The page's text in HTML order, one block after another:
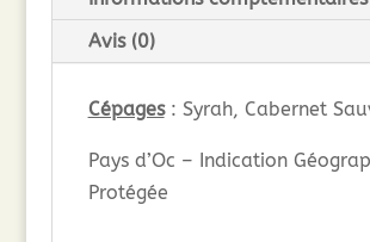
Avis (0)
Cépages: Syrah, Cabernet
Pays d’Oc – Indication
Protégée